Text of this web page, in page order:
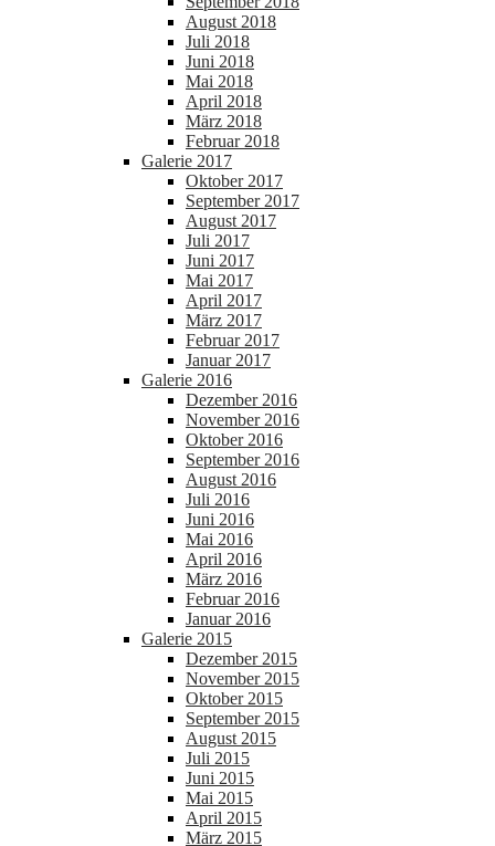
August 2018
Juli 2018
Juni 2018
Mai 2018
April 2018
März 2018
Februar 2018
Galerie 2017
Oktober 2017
September 2017
August 2017
Juli 2017
Juni 2017
Mai 2017
April 2017
März 2017
Februar 2017
Januar 2017
Galerie 2016
Dezember 2016
November 2016
Oktober 2016
September 2016
August 2016
Juli 2016
Juni 2016
Mai 2016
April 2016
März 2016
Februar 2016
Januar 2016
Galerie 2015
Dezember 2015
November 2015
Oktober 2015
September 2015
August 2015
Juli 2015
Juni 2015
Mai 2015
April 2015
März 2015